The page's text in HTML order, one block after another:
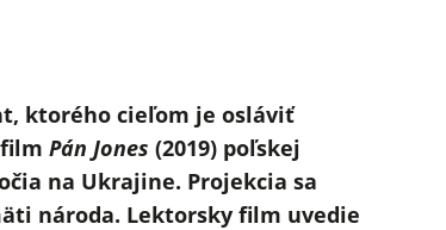
ktorého cieľom je osláviť
Pán Jones (2019) poľskej
na Ukrajine. Projekcia sa
národa. Lektorsky film uvedie